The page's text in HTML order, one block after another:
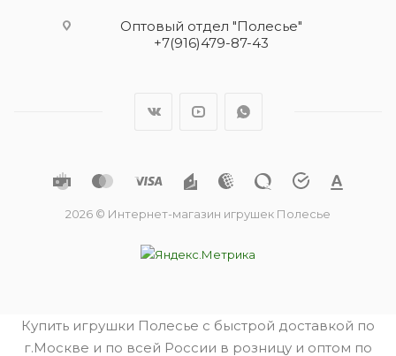
Оптовый отдел "Полесье"
+7(916)479-87-43
2026 © Интернет-магазин игрушек Полесье
Купить игрушки Полесье с быстрой доставкой по
г.Москве и по всей России в розницу и оптом по